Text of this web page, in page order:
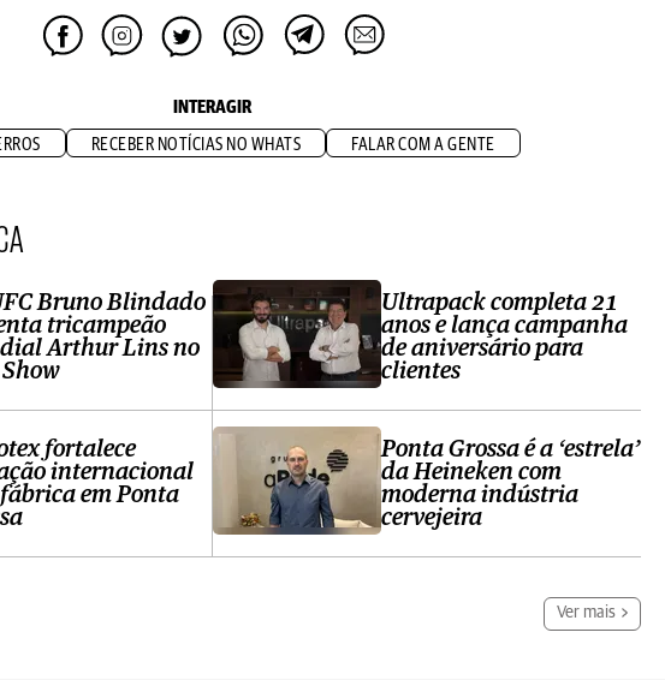
INTERAGIR
RECEBER NOTÍCIAS NO WHATS FALAR COM A GENTE
Bruno Blindado
tricampeão
Arthur Lins no
fortalece
internacional
em Ponta
Ultrapack completa 21
anos e lança campanha
de aniversário para
clientes
Ponta Grossa é a ‘estrela’
da Heineken com
moderna indústria
cervejeira
Ver mais